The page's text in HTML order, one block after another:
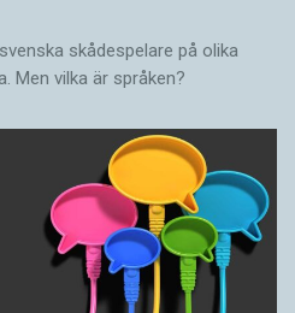
skådespelare på olika
Men vilka är språken?